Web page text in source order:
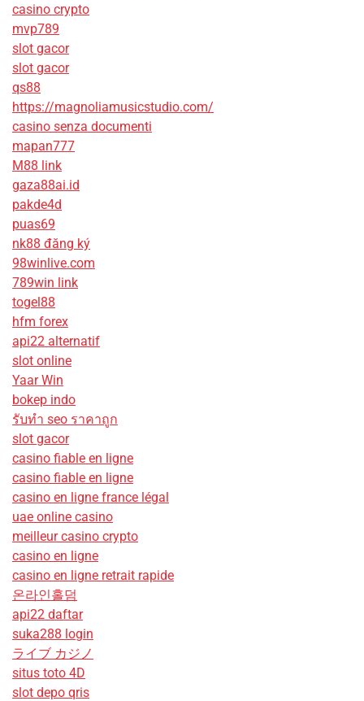
casino crypto
mvp789
slot gacor
slot gacor
qs88
https://magnoliamusicstudio.com/
casino senza documenti
mapan777
M88 link
gaza88ai.id
pakde4d
puas69
nk88 đăng ký
98winlive.com
789win link
togel88
hfm forex
api22 alternatif
slot online
Yaar Win
bokep indo
รับทํา seo ราคาถูก
slot gacor
casino fiable en ligne
casino fiable en ligne
casino en ligne france légal
uae online casino
meilleur casino crypto
casino en ligne
casino en ligne retrait rapide
온라인홀덤
api22 daftar
suka288 login
ライブ カジノ
situs toto 4D
slot depo qris